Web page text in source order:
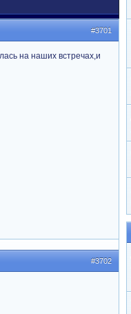
#3701
на наших встречах,и
#3702